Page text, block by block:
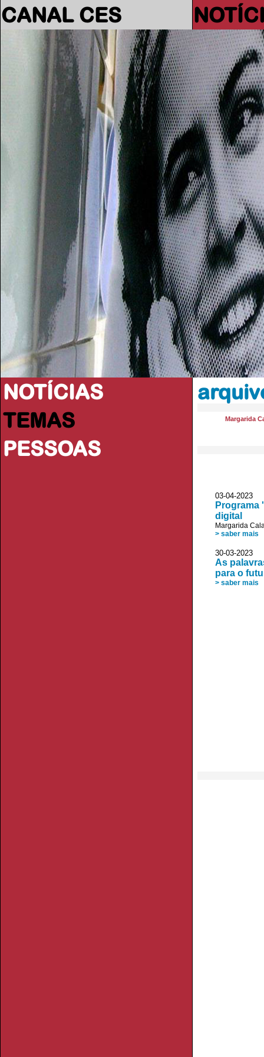
CANAL CES
NOTÍCIAS
TEMAS
PESSOAS
Margarida
03-04-
Programa
digital
Margarida
> saber mais
30-03-2023
As
para o
> saber mais